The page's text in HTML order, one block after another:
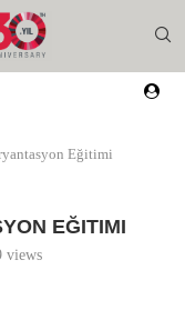
Eğitimi
EĞITIMI
views